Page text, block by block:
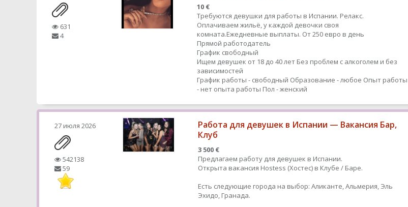
631
4
10 €
Требуются девушки для работы в Испании. Релакс.
Оплачиваем жильё, у каждой девочки своя
комната.Ежедневные выплаты. От 250 евро в день
Прямой работодатель
График свободный
Ищем девушек от 18 до 40 лет Без проблем с алкоголем и без
зависимостей
График работы - свободный Образование - любое Опыт работы
- нет опыта работы Пол - женский
27 июля 2026
542138
59
Работа для девушек в Испании — Вакансия Бар,
Клуб
3 500 €
Предлагаем работу для девушек в Испании.
Открыта вакансия Hostess (Хостес) в Клубе / Баре.
Есть следующие города на выбор: Аликанте, Альмерия, Эль
Эхидо, Гранада.